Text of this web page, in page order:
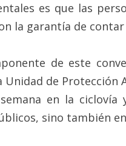
es que las
la garantía de
de este
Unidad de Protección
en la ciclovía
sino también